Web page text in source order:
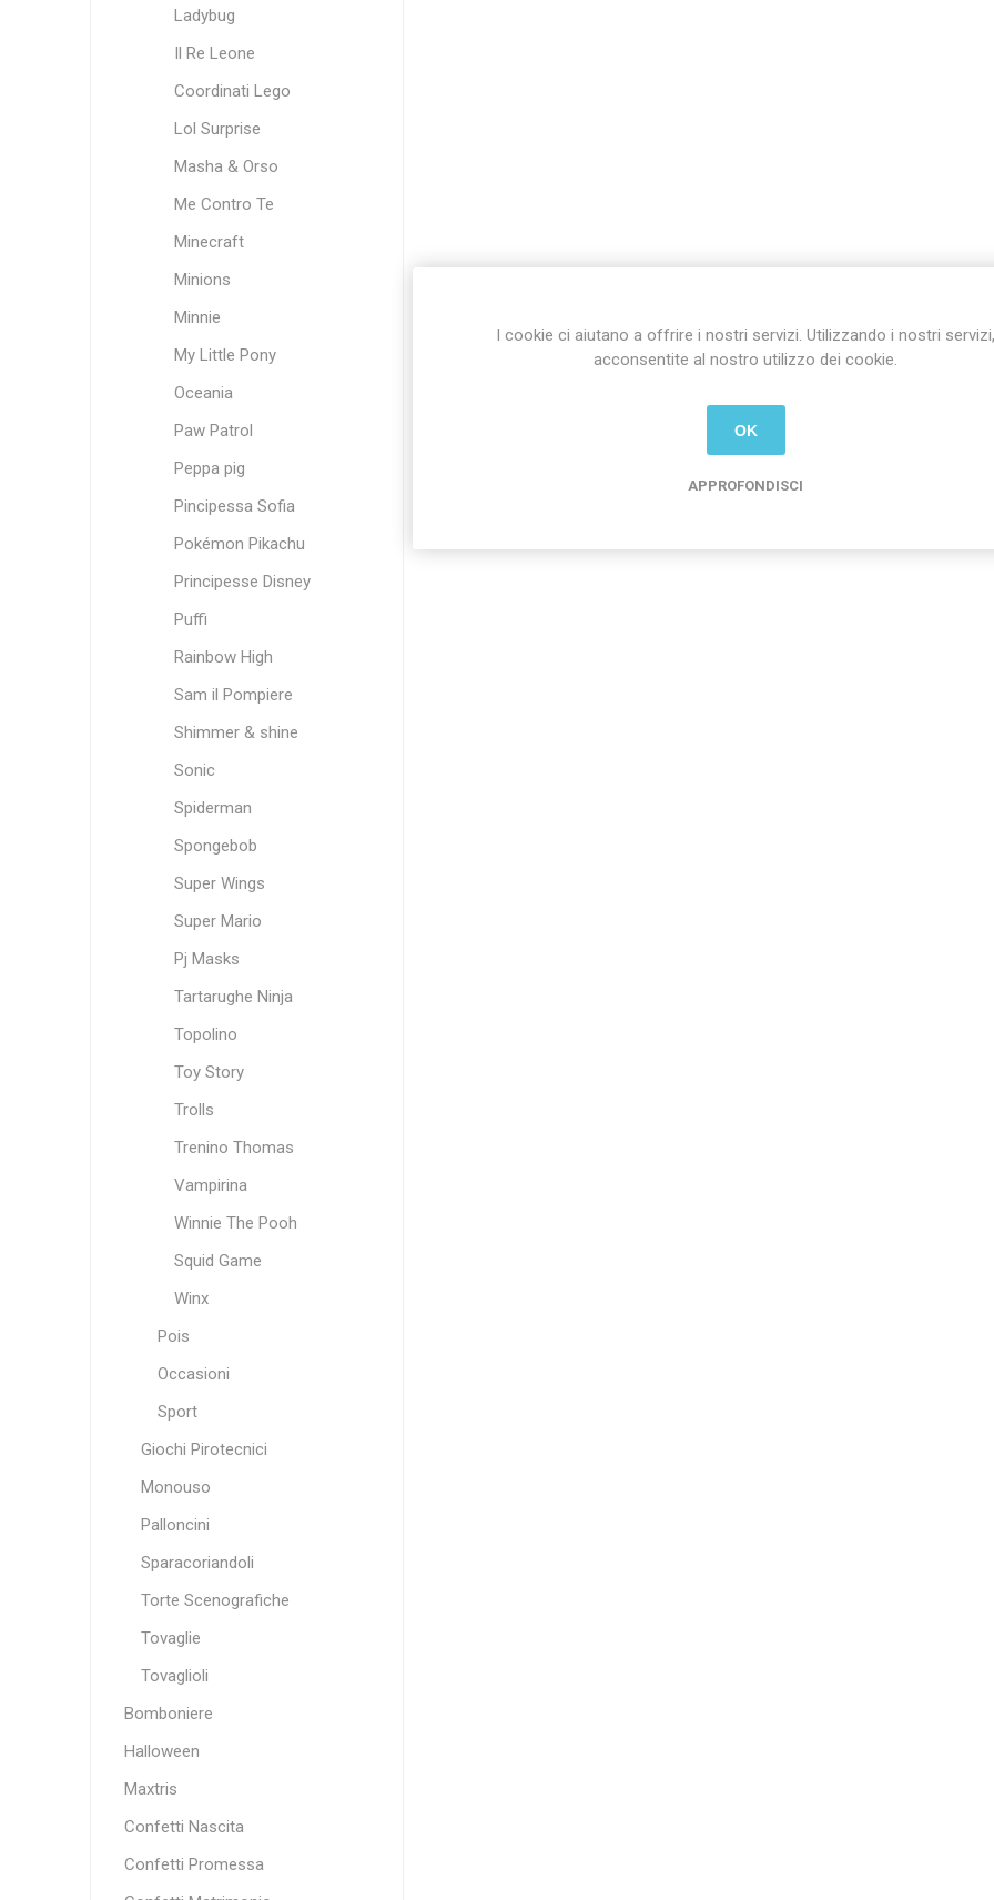
Ladybug
Il Re Leone
Coordinati Lego
Lol Surprise
Masha & Orso
Me Contro Te
Minecraft
Minions
Minnie
My Little Pony
Oceania
Paw Patrol
Peppa pig
Pincipessa Sofia
Pokémon Pikachu
Principesse Disney
Puffi
Rainbow High
Sam il Pompiere
Shimmer & shine
Sonic
Spiderman
Spongebob
Super Wings
Super Mario
Pj Masks
Tartarughe Ninja
Topolino
Toy Story
Trolls
Trenino Thomas
Vampirina
Winnie The Pooh
Squid Game
Winx
Pois
Occasioni
Sport
Giochi Pirotecnici
Monouso
Palloncini
Sparacoriandoli
Torte Scenografiche
Tovaglie
Tovaglioli
Bomboniere
Halloween
Maxtris
Confetti Nascita
Confetti Promessa
I cookie ci aiutano a offrire i nostri servizi. Utilizzando i nostri servizi,
acconsentite al nostro utilizzo dei cookie.
OK
APPROFONDISCI